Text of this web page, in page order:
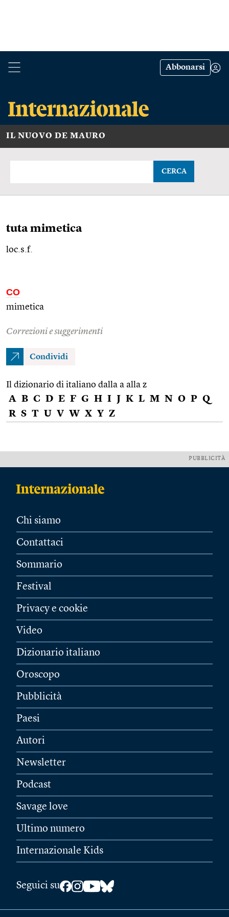
Abbonarsi
IL NUOVO DE MAURO
CERCA
tuta mimetica
loc.s.f.
CO
mimetica
Correzioni e suggerimenti
Condividi
Il dizionario di italiano dalla a alla z
A B C D E F G H I J K L M N O P Q
R S T U V W X Y Z
PUBBLICITÀ
Chi siamo
Contattaci
Sommario
Festival
Privacy e cookie
Video
Dizionario italiano
Oroscopo
Pubblicità
Paesi
Autori
Newsletter
Podcast
Savage love
Ultimo numero
Internazionale Kids
Seguici su